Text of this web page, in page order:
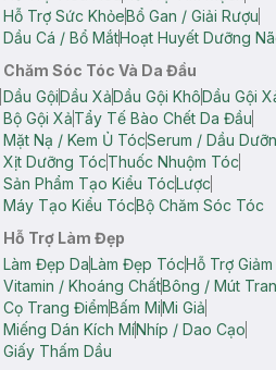
Hỗ Trợ Sức KhỏeBổ Gan / Giải Rượu
Dầu Cá / Bổ MắtHoạt Huyết Dưỡng
Chăm Sóc Tóc Và Da Đầu
Dầu GộiDầu XảDầu Gội KhôDầu Gội
Bộ Gội XảTẩy Tế Bào Chết Da Đầu
Mặt Nạ / Kem Ủ TócSerum / Dầu
Xịt Dưỡng TócThuốc Nhuộm Tóc
Sản Phẩm Tạo Kiểu TócLược
Máy Tạo Kiểu TócBộ Chăm Sóc Tóc
Hỗ Trợ Làm Đẹp
Làm Đẹp DaLàm Đẹp TócHỗ Trợ Giảm
Vitamin / Khoáng ChấtBông / Mút
Cọ Trang ĐiểmBấm MiMi Giả
Miếng Dán Kích MíNhíp / Dao Cạo
Giấy Thấm Dầu